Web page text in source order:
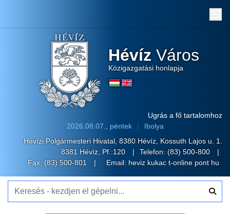
Hévíz Város
Közigazgatási honlapja
Ugrás a fő tartalomhoz
2026.08.07., péntek
Ibolya
Hévízi Polgármesteri Hivatal, 8380 Hévíz, Kossuth Lajos u. 1.
8381 Hévíz, Pf.:120
Telefon: (83) 500-800
Fax: (83) 500-801
Email: heviz kukac t-online pont hu